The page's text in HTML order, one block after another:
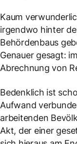
Kaum
irgendwo hinter
Behördenbaus
Genauer gesagt:
Abrechnung von
Bedenklich ist
Aufwand
arbeitenden
Akt, der einer